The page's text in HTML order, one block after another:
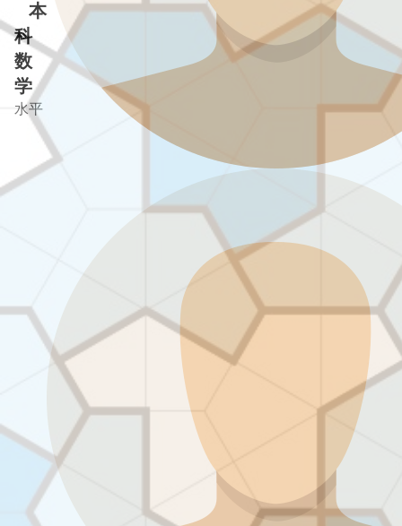
本
科
数
学
水平